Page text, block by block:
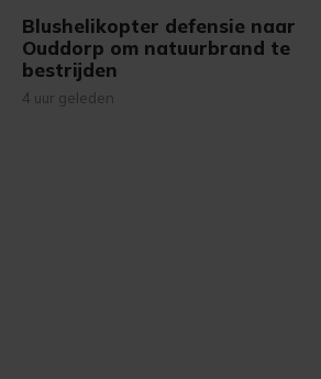
Blushelikopter defensie naar
Ouddorp om natuurbrand te
bestrijden
4 uur geleden